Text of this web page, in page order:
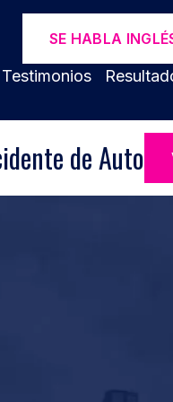
SE HABLA
Testimonios
de Auto